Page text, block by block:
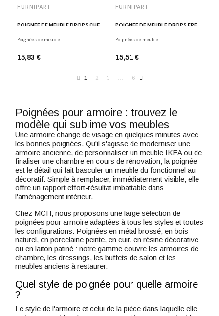
FURNIPART
POIGNÉE DE MEUBLE DROPS CHÊNE CLAIR LAQUÉ
Poignées de meuble
15,83 €
FURNIPART
POIGNÉE DE MEUBLE DROPS FRÊNE TEINTÉ NOIR
Poignées de meuble
15,51 €
1 2 3 … 6
Poignées pour armoire : trouvez le
modèle qui sublime vos meubles
Une armoire change de visage en quelques minutes avec
les bonnes poignées. Qu'il s'agisse de moderniser une
armoire ancienne, de personnaliser un meuble IKEA ou de
finaliser une chambre en cours de rénovation, la poignée
est le détail qui fait basculer un meuble du fonctionnel au
décoratif. Simple à remplacer, immédiatement visible, elle
offre un rapport effort-résultat imbattable dans
l'aménagement intérieur.
Chez MCH, nous proposons une large sélection de
poignées pour armoire adaptées à tous les styles et toutes
les configurations. Poignées en métal brossé, en bois
naturel, en porcelaine peinte, en cuir, en résine décorative
ou en laiton patiné : notre gamme couvre les armoires de
chambre, les dressings, les buffets de salon et les
meubles anciens à restaurer.
Quel style de poignée pour quelle armoire
?
Le style de l'armoire et celui de la pièce dans laquelle elle